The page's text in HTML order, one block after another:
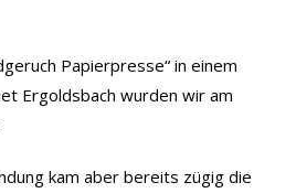
Papierpresse“ in einem
Ergoldsbach wurden wir am
kam aber bereits zügig die